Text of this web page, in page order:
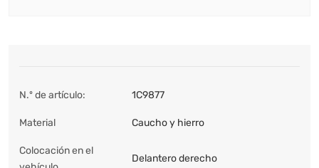
N.º de artículo: 1C9877
Material Caucho y hierro
Colocación en el
Delantero derecho